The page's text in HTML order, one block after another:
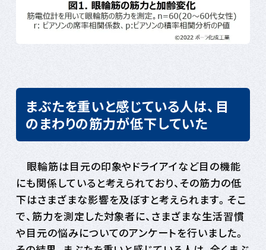
まぶたを重いと感じている人は、目
のまわりの筋力が低下していた
眼輪筋は目元の印象やドライアイなど目の機能
にも関係していると考えられており、その筋力の低
下はさまざまな影響を及ぼすと考えられます。そこ
で、筋力を測定した対象者に、さまざまな生活習慣
や目元の悩みについてのアンケートを行いました。